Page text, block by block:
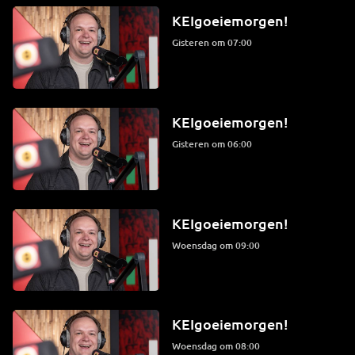
KEIgoeiemorgen!
Gisteren om 07:00
KEIgoeiemorgen!
Gisteren om 06:00
KEIgoeiemorgen!
woensdag om 09:00
KEIgoeiemorgen!
woensdag om 08:00